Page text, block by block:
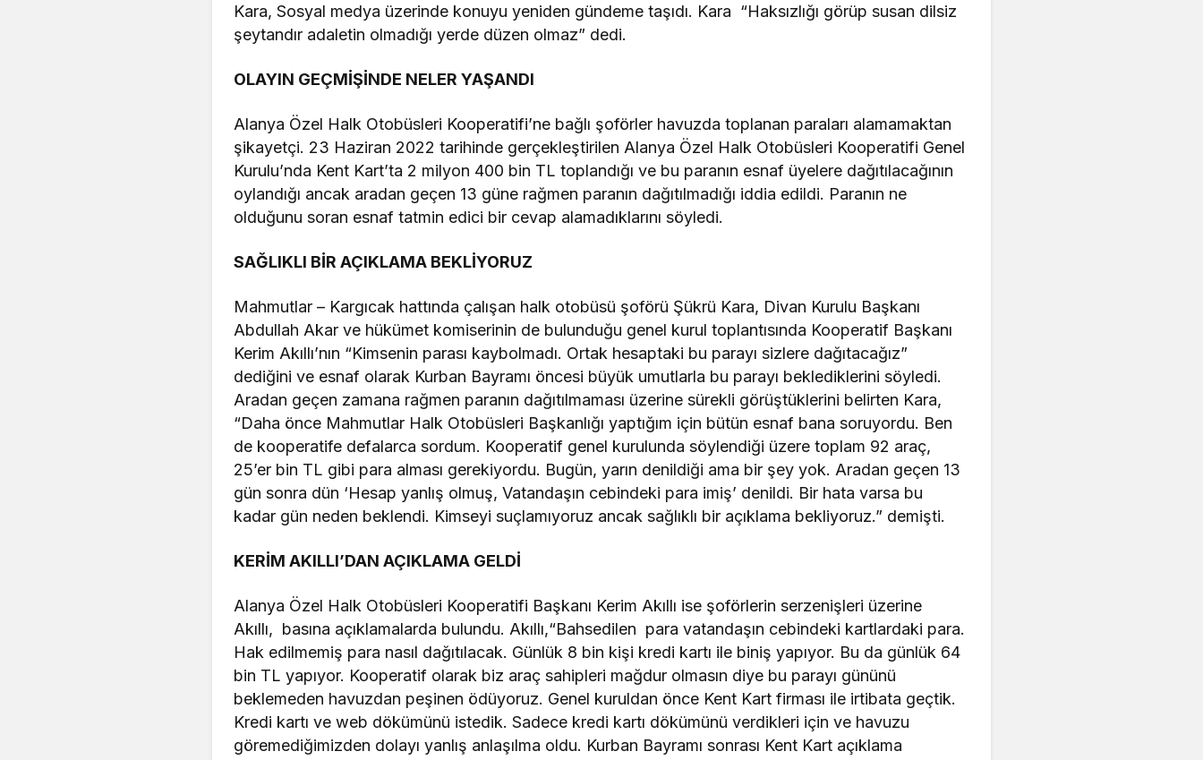
Kara, Sosyal medya üzerinde konuyu yeniden gündeme taşıdı. Kara “Haksızlığı görüp susan dilsiz
şeytandır adaletin olmadığı yerde düzen olmaz” dedi.
OLAYIN GEÇMİŞİNDE NELER YAŞANDI
Alanya Özel Halk Otobüsleri Kooperatifi’ne bağlı şoförler havuzda toplanan paraları alamamaktan
şikayetçi. 23 Haziran 2022 tarihinde gerçekleştirilen Alanya Özel Halk Otobüsleri Kooperatifi Genel
Kurulu’nda Kent Kart’ta 2 milyon 400 bin TL toplandığı ve bu paranın esnaf üyelere dağıtılacağının
oylandığı ancak aradan geçen 13 güne rağmen paranın dağıtılmadığı iddia edildi. Paranın ne
olduğunu soran esnaf tatmin edici bir cevap alamadıklarını söyledi.
SAĞLIKLI BİR AÇIKLAMA BEKLİYORUZ
Mahmutlar – Kargıcak hattında çalışan halk otobüsü şoförü Şükrü Kara, Divan Kurulu Başkanı
Abdullah Akar ve hükümet komiserinin de bulunduğu genel kurul toplantısında Kooperatif Başkanı
Kerim Akıllı’nın “Kimsenin parası kaybolmadı. Ortak hesaptaki bu parayı sizlere dağıtacağız”
dediğini ve esnaf olarak Kurban Bayramı öncesi büyük umutlarla bu parayı beklediklerini söyledi.
Aradan geçen zamana rağmen paranın dağıtılmaması üzerine sürekli görüştüklerini belirten Kara,
“Daha önce Mahmutlar Halk Otobüsleri Başkanlığı yaptığım için bütün esnaf bana soruyordu. Ben
de kooperatife defalarca sordum. Kooperatif genel kurulunda söylendiği üzere toplam 92 araç,
25’er bin TL gibi para alması gerekiyordu. Bugün, yarın denildiği ama bir şey yok. Aradan geçen 13
gün sonra dün ‘Hesap yanlış olmuş, Vatandaşın cebindeki para imiş’ denildi. Bir hata varsa bu
kadar gün neden beklendi. Kimseyi suçlamıyoruz ancak sağlıklı bir açıklama bekliyoruz.” demişti.
KERİM AKILLI’DAN AÇIKLAMA GELDİ
Alanya Özel Halk Otobüsleri Kooperatifi Başkanı Kerim Akıllı ise şoförlerin serzenişleri üzerine
Akıllı, basına açıklamalarda bulundu. Akıllı,“Bahsedilen para vatandaşın cebindeki kartlardaki para.
Hak edilmemiş para nasıl dağıtılacak. Günlük 8 bin kişi kredi kartı ile biniş yapıyor. Bu da günlük 64
bin TL yapıyor. Kooperatif olarak biz araç sahipleri mağdur olmasın diye bu parayı gününü
beklemeden havuzdan peşinen ödüyoruz. Genel kuruldan önce Kent Kart firması ile irtibata geçtik.
Kredi kartı ve web dökümünü istedik. Sadece kredi kartı dökümünü verdikleri için ve havuzu
göremediğimizden dolayı yanlış anlaşılma oldu. Kurban Bayramı sonrası Kent Kart açıklama